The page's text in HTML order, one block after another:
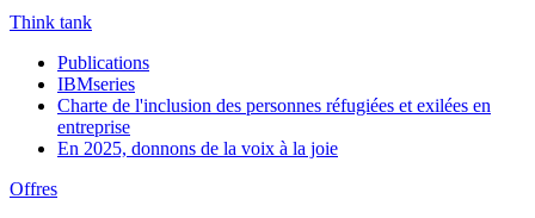
Think tank
Publications
IBMseries
Charte de l'inclusion des personnes réfugiées et exilées en
entreprise
En 2025, donnons de la voix à la joie
Offres